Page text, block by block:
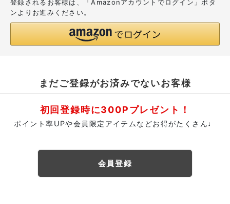
登録されるお客様は、「Amazonアカウントでログイン」ボタ
ンよりお進みください。
まだご登録がお済みでないお客様
初回登録時に300Pプレゼント！
ポイント率UPや会員限定アイテムなどお得がたくさん♩
会員登録